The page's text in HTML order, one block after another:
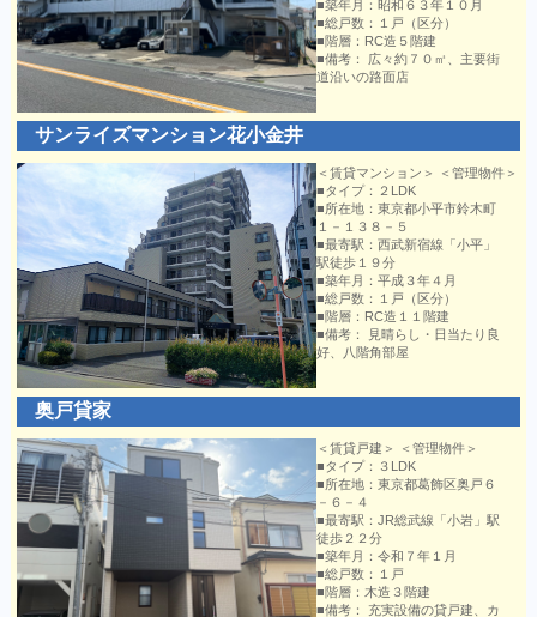
■築年月：昭和６３年１０月
■総戸数：１戸（区分）
■階層：RC造５階建
■備考： 広々約７０㎡、主要街
道沿いの路面店
サンライズマンション花小金井
＜賃貸マンション＞ ＜管理物件＞
■タイプ：２LDK
■所在地：東京都小平市鈴木町
１－１３８－５
■最寄駅：西武新宿線「小平」
駅徒歩１９分
■築年月：平成３年４月
■総戸数：１戸（区分）
■階層：RC造１１階建
■備考： 見晴らし・日当たり良
好、八階角部屋
奥戸貸家
＜賃貸戸建＞ ＜管理物件＞
■タイプ：３LDK
■所在地：東京都葛飾区奥戸６
－６－４
■最寄駅：JR総武線「小岩」駅
徒歩２２分
■築年月：令和７年１月
■総戸数：１戸
■階層：木造３階建
■備考： 充実設備の貸戸建、カ